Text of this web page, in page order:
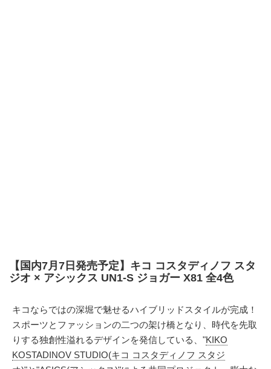
【国内7月7日発売予定】キコ コスタディノフ スタ
ジオ × アシックス UN1-S ジョガー X81 全4色
キコならではの深堀で魅せるハイブリッドスタイルが完成！
スポーツとファッションの二つの架け橋となり、時代を先取
りする独創性溢れるデザインを発信している、"KIKO
KOSTADINOV STUDIO(キコ コスタディノフ スタジ